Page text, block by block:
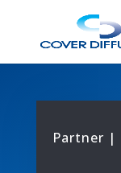
Partner |